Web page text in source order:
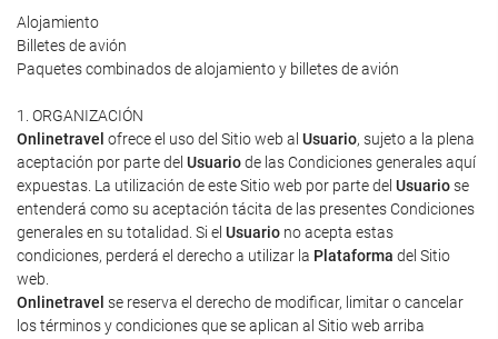
Alojamiento
Billetes de avión
Paquetes combinados de alojamiento y billetes de avión
1. ORGANIZACIÓN
Onlinetravel ofrece el uso del Sitio web al Usuario, sujeto a la plena
aceptación por parte del Usuariode las Condiciones generales aquí
expuestas. La utilización de este Sitio web por parte del Usuariose
entenderá como su aceptación tácita de las presentes Condiciones
generales en su totalidad. Si el Usuario no acepta estas
condiciones, perderá el derecho a utilizar la Plataforma del Sitio
web.
Onlinetravel se reserva el derecho de modificar, limitar o cancelar
los términos y condiciones que se aplican al Sitio web arriba